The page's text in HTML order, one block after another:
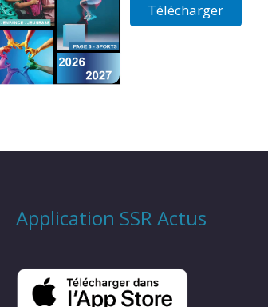
Télécharger
Application SSR Actus